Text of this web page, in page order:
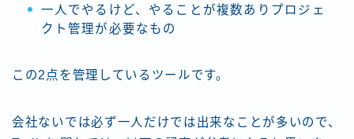
一人でやるけど、やることが複数ありプロジェ
クト管理が必要なもの
この2点を管理しているツールです。
会社ないでは必ず一人だけでは出来なことが多いので、